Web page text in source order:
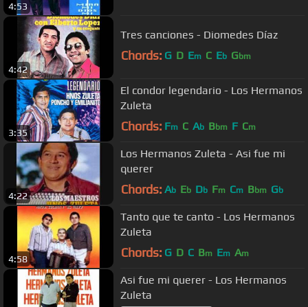
4:53
4:42
Tres canciones - Diomedes Díaz
Chords: G D Em C Eb Gbm
3:35
El condor legendario - Los Hermanos
Zuleta
Chords: Fm C Ab Bbm F Cm
4:22
Los Hermanos Zuleta - Asi fue mi
querer
Chords: Ab Eb Db Fm Cm Bbm Gb
4:58
Tanto que te canto - Los Hermanos
Zuleta
Chords: G D C Bm Em Am
Asi fue mi querer - Los Hermanos
Zuleta